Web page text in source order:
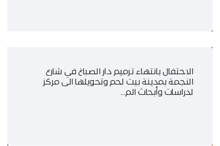
الاحتفال بانتهاء ترميم دار الصباغ في شارع
النجمة بمدينة بيت لحم وتحويلها الى مركز
لدراسات وأبحاث الم...